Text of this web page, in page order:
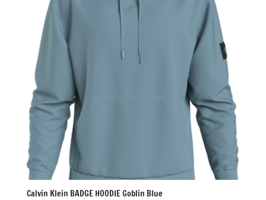
Calvin Klein BADGE HOODIE Goblin Blue